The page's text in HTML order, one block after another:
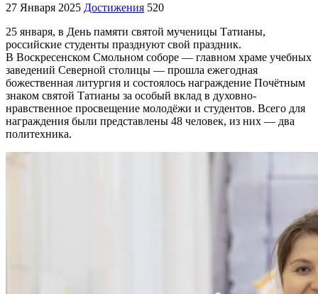
27 Января 2025 Достижения 520
25 января, в День памяти святой мученицы Татианы,
российские студенты празднуют свой праздник.
В Воскресенском Смольном соборе — главном храме учебных
заведений Северной столицы — прошла ежегодная
божественная литургия и состоялось награждение Почётным
знаком святой Татианы за особый вклад в духовно-
нравственное просвещение молодёжи и студентов. Всего для
награждения были представлены 48 человек, из них — два
политехника.